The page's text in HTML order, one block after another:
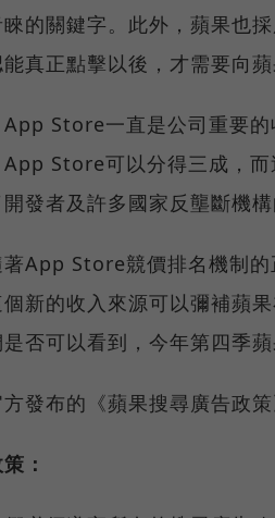
的關鍵字。此外，蘋果也
真正點擊以後，才需要向蘋
Store一直是公司重要
Store可以分得三成，
發者及許多國家反壟斷機構
App Store競價排名機制
新的收入來源可以彌補蘋
否可以看到，今年第四季
發布的《蘋果搜尋廣告政策
：